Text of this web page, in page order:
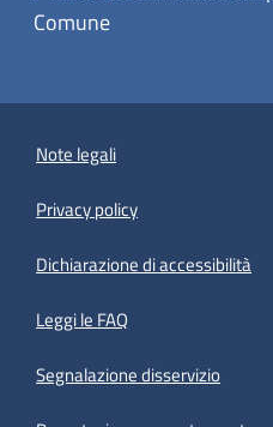
Comune
Note legali
Privacy policy
Dichiarazione di accessibilità
Leggi le FAQ
Segnalazione disservizio